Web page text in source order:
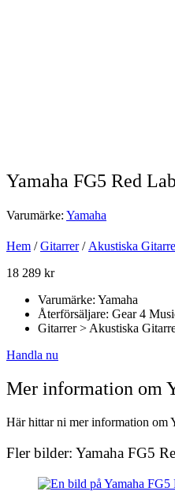
Yamaha FG5 Red
Varumärke: Yamaha
Hem /Gitarrer/Akustiska
18 289 kr
Varumärke: Yamaha
Återförsäljare: Gear 4
Gitarrer > Akustiska
Handla nu
Mer information om
Här hittar ni mer information om
Fler bilder: Yamaha FG5